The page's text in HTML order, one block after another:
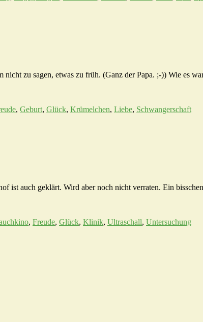
zu sagen, etwas zu früh. (Ganz der Papa. ;-)) Wie es
, Geburt, Glück, Krümelchen, Liebe, Schwangerschaft
ist auch geklärt. Wird aber noch nicht verraten. Ein
, Freude, Glück, Klinik, Ultraschall, Untersuchung